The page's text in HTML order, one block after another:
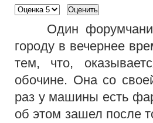
Один форумчанин,
городу в вечернее
тем, что,
обочине. Она со
раз у машины есть
об этом зашел после